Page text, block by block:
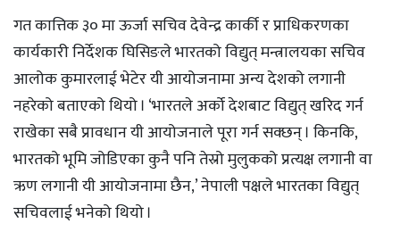
गत कात्तिक ३० मा ऊर्जा सचिव देवेन्द्र कार्की र प्राधिकरणका
कार्यकारी निर्देशक घिसिङले भारतको विद्युत् मन्त्रालयका सचिव
आलोक कुमारलाई भेटेर यी आयोजनामा अन्य देशको लगानी
नहरेको बताएको थियो । ‘भारतले अर्को देशबाट विद्युत् खरिद गर्न
राखेका सबै प्रावधान यी आयोजनाले पूरा गर्न सक्छन् । किनकि,
भारतको भूमि जोडिएका कुनै पनि तेस्रो मुलुकको प्रत्यक्ष लगानी वा
ऋण लगानी यी आयोजनामा छैन,’ नेपाली पक्षले भारतका विद्युत्
सचिवलाई भनेको थियो ।